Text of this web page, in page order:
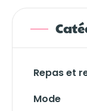
Repas et
Mode